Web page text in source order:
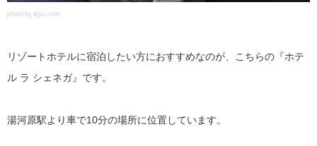
photo by ikyu.com
リゾートホテルに宿泊したい方におすすめなのが、こちらの『ホテ
ル ラ シェネガ』です。
湯河原駅より車で10分の場所に位置しています。